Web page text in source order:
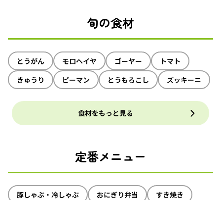
旬の食材
とうがん モロヘイヤ ゴーヤー
トマト
きゅうり
ピーマン とうもろこし ズッキーニ
食材をもっと見る
定番メニュー
豚しゃぶ・冷しゃぶ おにぎり弁当
すき焼き